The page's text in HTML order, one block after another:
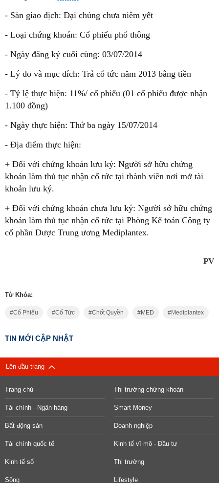
- Sàn giao dịch: Đại chúng chưa niêm yết
- Loại chứng khoán: Cổ phiếu phổ thông
- Ngày đăng ký cuối cùng: 03/07/2014
- Lý do và mục đích: Trả cổ tức năm 2013 bằng tiền
- Tỷ lệ thực hiện: 11%/ cổ phiếu (01 cổ phiếu được nhận
1.100 đồng)
- Ngày thực hiện: Thứ ba ngày 15/07/2014
- Địa điểm thực hiện:
+ Đối với chứng khoán lưu ký: Người sở hữu chứng
khoán làm thủ tục nhận cổ tức tại thành viên nơi mở tài
khoản lưu ký.
+ Đối với chứng khoán chưa lưu ký: Người sở hữu chứng
khoán làm thủ tục nhận cổ tức tại Phòng Kế toán Công ty
cổ phần Dược Trung ương Mediplantex.
PV
Từ Khóa:
Cổ Phiếu Cổ Tức Chốt Quyền MED Mediplantex
TIN MỚI CẬP NHẬT
Lên đầu trang
Trang chủ Thị trường chứng khoán
Tài chính - Ngân hàng Smart Money
Bất động sản Doanh nghiệp
Tài chính quốc tế Kinh tế vĩ mô - Đầu tư
Kinh tế số Thị trường
Sống Lifestyle